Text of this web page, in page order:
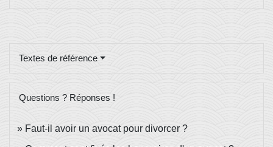
Textes de référence
Questions ? Réponses !
Faut-il avoir un avocat pour divorcer ?